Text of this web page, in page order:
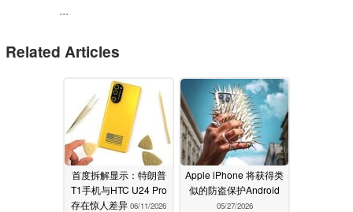
...
Related Articles
首度拆解显示：特朗普
T1手机与HTC U24 Pro
存在惊人差异 06/11/2026
Apple iPhone 将获得类
似的防盗保护Android
05/27/2026